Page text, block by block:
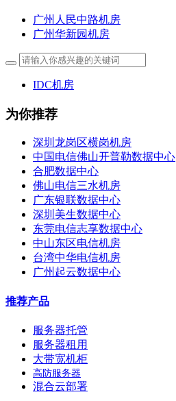
广州人民中路机房
广州华新园机房
IDC机房
为你推荐
深圳龙岗区横岗机房
中国电信佛山开普勒数据中心
合肥数据中心
佛山电信三水机房
广东银联数据中心
深圳美生数据中心
东莞电信志享数据中心
中山东区电信机房
台湾中华电信机房
广州起云数据中心
推荐产品
服务器托管
服务器租用
大带宽机柜
高防服务器
混合云部署